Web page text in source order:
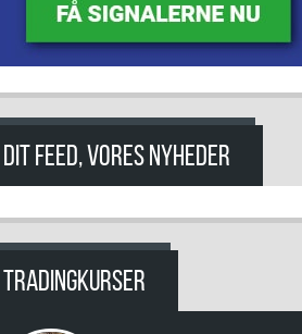
DIT FEED, VORES NYHEDER
TRADINGKURSER